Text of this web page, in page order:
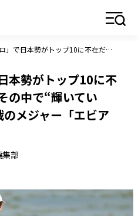
「全米女子プロ」で日本勢がトップ10に不在だった理由は？ その中で“輝いていた”渋野日向子 次戦のメジャー「エビアン」へは不安なし？
本勢がトップ10に不
中で“輝いてい
メジャー「エビア
部